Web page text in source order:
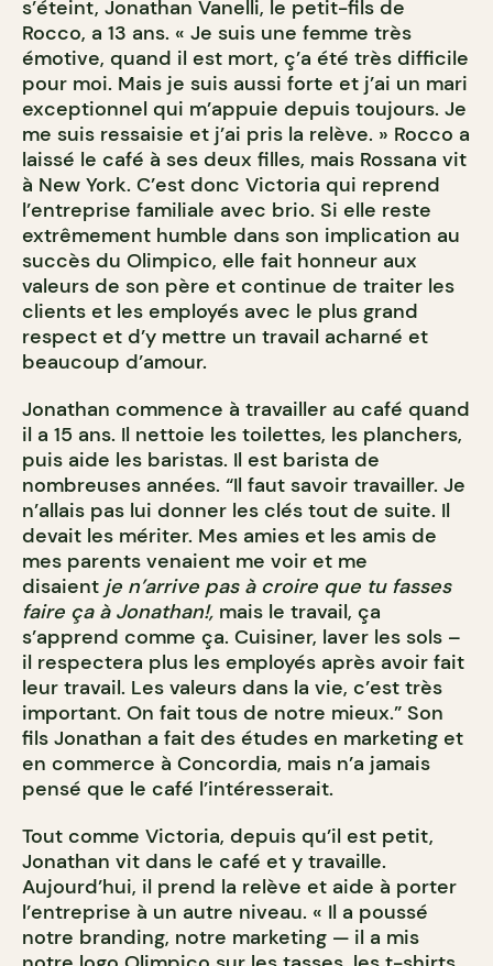
s’éteint, Jonathan Vanelli, le petit-fils de
Rocco, a 13 ans. « Je suis une femme très
émotive, quand il est mort, ç’a été très difficile
pour moi. Mais je suis aussi forte et j’ai un mari
exceptionnel qui m’appuie depuis toujours. Je
me suis ressaisie et j’ai pris la relève. » Rocco a
laissé le café à ses deux filles, mais Rossana vit
à New York. C’est donc Victoria qui reprend
l’entreprise familiale avec brio. Si elle reste
extrêmement humble dans son implication au
succès du Olimpico, elle fait honneur aux
valeurs de son père et continue de traiter les
clients et les employés avec le plus grand
respect et d’y mettre un travail acharné et
beaucoup d’amour.
Jonathan commence à travailler au café quand
il a 15 ans. Il nettoie les toilettes, les planchers,
puis aide les baristas. Il est barista de
nombreuses années. “Il faut savoir travailler. Je
n’allais pas lui donner les clés tout de suite. Il
devait les mériter. Mes amies et les amis de
mes parents venaient me voir et me
disaient je n’arrive pas à croire que tu fasses
faire ça à Jonathan!, mais le travail, ça
s’apprend comme ça. Cuisiner, laver les sols –
il respectera plus les employés après avoir fait
leur travail. Les valeurs dans la vie, c’est très
important. On fait tous de notre mieux.” Son
fils Jonathan a fait des études en marketing et
en commerce à Concordia, mais n’a jamais
pensé que le café l’intéresserait.
Tout comme Victoria, depuis qu’il est petit,
Jonathan vit dans le café et y travaille.
Aujourd’hui, il prend la relève et aide à porter
l’entreprise à un autre niveau. « Il a poussé
notre branding, notre marketing — il a mis